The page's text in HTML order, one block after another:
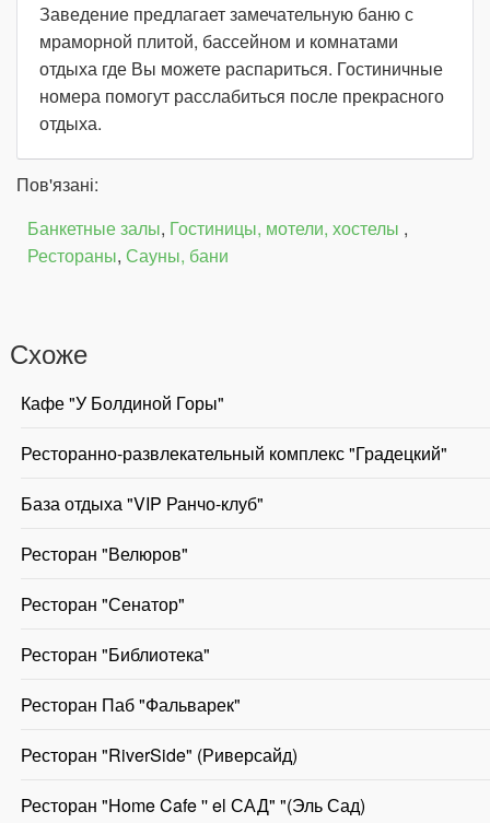
Заведение предлагает замечательную баню с
мраморной плитой, бассейном и комнатами
отдыха где Вы можете распариться. Гостиничные
номера помогут расслабиться после прекрасного
отдыха.
Пов'язані:
Банкетные залы, Гостиницы, мотели, хостелы ,
Рестораны, Сауны, бани
Схоже
Кафе "У Болдиной Горы"
Ресторанно-развлекательный комплекс "Градецкий"
База отдыха "VIP Ранчо-клуб"
Ресторан "Велюров"
Ресторан "Сенатор"
Ресторан "Библиотека"
Ресторан Паб "Фальварек"
Ресторан "RiverSide" (Риверсайд)
Ресторан "Home Cafe '' el САД" "(Эль Сад)